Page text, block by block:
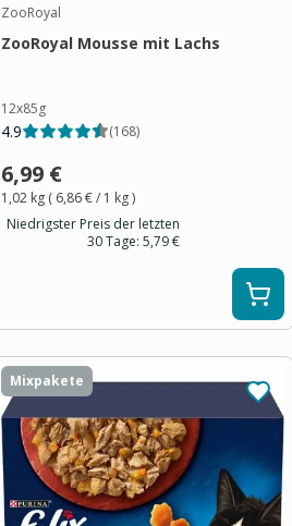
ZooRoyal
ZooRoyal Mousse mit Lachs
12x85g
4.9 (168)
6,99 €
1,02 kg ( 6,86 €/ 1 kg)
Niedrigster Preis der letzten
30 Tage: 5,79 €
Mixpakete